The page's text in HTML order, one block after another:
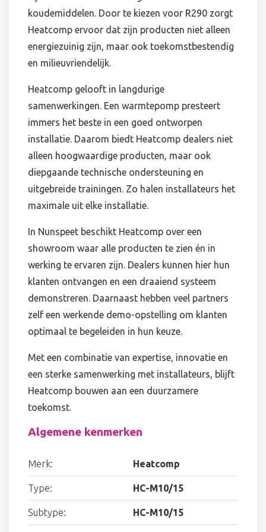
koudemiddelen. Door te kiezen voor R290 zorgt
Heatcomp ervoor dat zijn producten niet alleen
energiezuinig zijn, maar ook toekomstbestendig
en milieuvriendelijk.
Heatcomp gelooft in langdurige
samenwerkingen. Een warmtepomp presteert
immers het beste in een goed ontworpen
installatie. Daarom biedt Heatcomp dealers niet
alleen hoogwaardige producten, maar ook
diepgaande technische ondersteuning en
uitgebreide trainingen. Zo halen installateurs het
maximale uit elke installatie.
In Nunspeet beschikt Heatcomp over een
showroom waar alle producten te zien én in
werking te ervaren zijn. Dealers kunnen hier hun
klanten ontvangen en een draaiend systeem
demonstreren. Daarnaast hebben veel partners
zelf een werkende demo-opstelling om klanten
optimaal te begeleiden in hun keuze.
Met een combinatie van expertise, innovatie en
een sterke samenwerking met installateurs, blijft
Heatcomp bouwen aan een duurzamere
toekomst.
Algemene kenmerken
Merk: Heatcomp
Type: HC-M10/15
Subtype: HC-M10/15